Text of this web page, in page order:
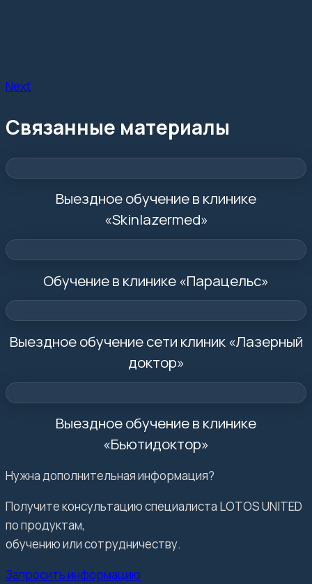
Next
Связанные материалы
Выездное обучение в клинике
«Skinlazermed»
Обучение в клинике «Парацельс»
Выездное обучение сети клиник «Лазерный
доктор»
Выездное обучение в клинике
«Бьютидоктор»
Нужна дополнительная информация?
Получите консультацию специалиста LOTOS UNITED
по продуктам,
обучению или сотрудничеству.
Запросить информацию